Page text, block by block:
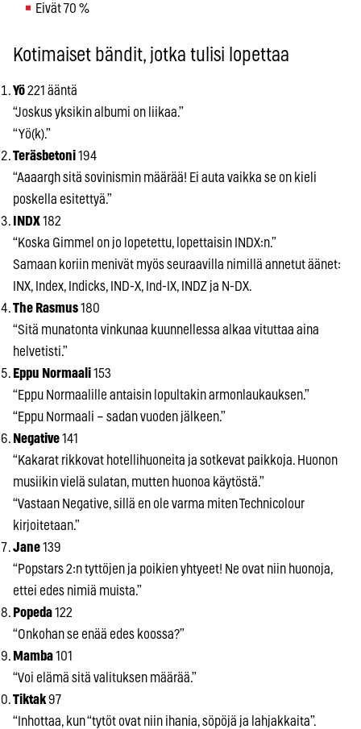
Eivät 70 %
Kotimaiset bändit, jotka tulisi lopettaa
Yö221 ääntä
“Joskus yksikin albumi on liikaa.”
“Yö(k).”
Teräsbetoni194
“Aaaargh sitä sovinismin määrää! Ei auta vaikka se on kieli
poskella esitettyä.”
INDX182
“Koska Gimmel on jo lopetettu, lopettaisin INDX:n.”
Samaan koriin menivät myös seuraavilla nimillä annetut äänet:
INX, Index, Indicks, IND-X, Ind-IX, INDZ ja N-DX.
The Rasmus180
“Sitä munatonta vinkunaa kuunnellessa alkaa vituttaa aina
helvetisti.”
Eppu Normaali153
“Eppu Normaalille antaisin lopultakin armonlaukauksen.”
“Eppu Normaali – sadan vuoden jälkeen.”
Negative141
“Kakarat rikkovat hotellihuoneita ja sotkevat paikkoja. Huonon
musiikin vielä sulatan, mutten huonoa käytöstä.”
“Vastaan Negative, sillä en ole varma miten Technicolour
kirjoitetaan.”
Jane139
“Popstars 2:n tyttöjen ja poikien yhtyeet! Ne ovat niin huonoja,
ettei edes nimiä muista.”
Popeda122
“Onkohan se enää edes koossa?”
Mamba101
“Voi elämä sitä valituksen määrää.”
Tiktak97
“Inhottaa, kun “tytöt ovat niin ihania, söpöjä ja lahjakkaita”.